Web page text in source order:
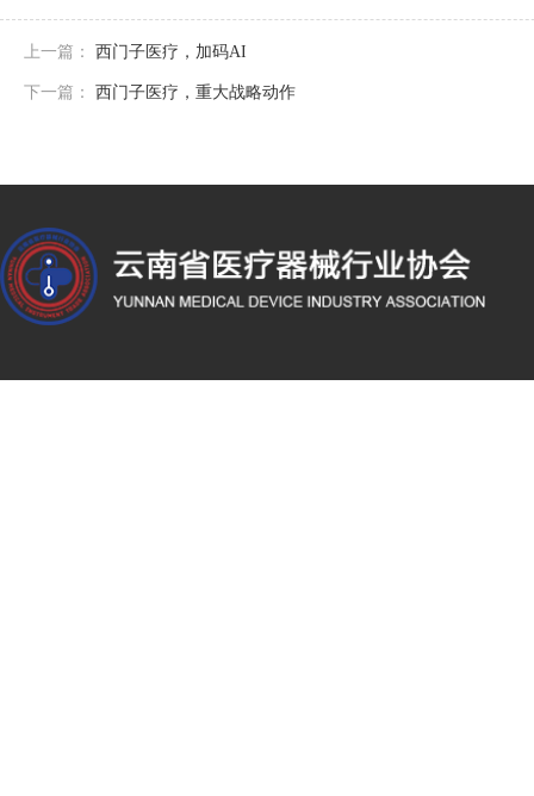
上一篇： 西门子医疗，加码AI
下一篇： 西门子医疗，重大战略动作